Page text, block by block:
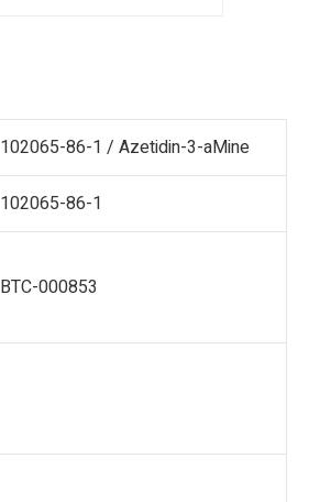
102065-86-1 / Azetidin-3-aMine
102065-86-1
BTC-000853